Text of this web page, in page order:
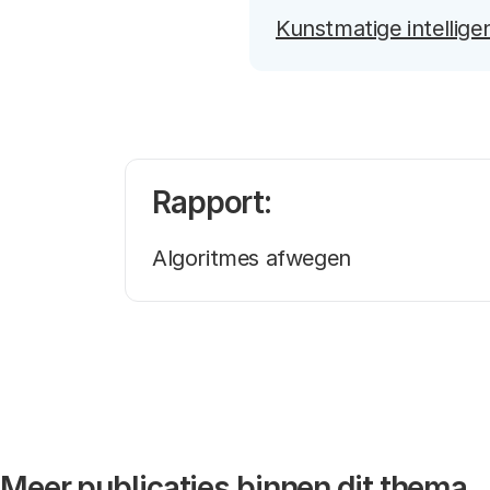
Kunstmatige
Rapport:
Algoritmes afwegen